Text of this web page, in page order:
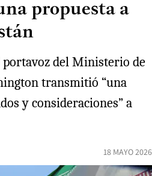
propuesta a
portavoz del Ministerio de
transmitió “una
y consideraciones” a
18 MAYO 2026